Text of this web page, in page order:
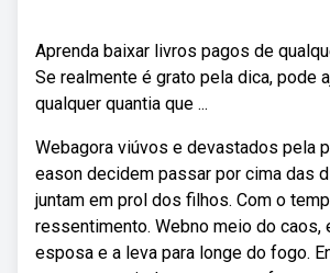
Aprenda baixar livros pagos de
Se realmente é grato pela dica, pode
qualquer quantia que ...
Webagora viúvos e devastados pela
eason decidem passar por cima das
juntam em prol dos filhos. Com o
ressentimento. Webno meio do caos,
esposa e a leva para longe do fogo.